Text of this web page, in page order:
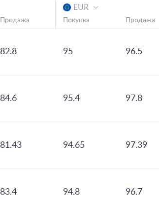
Продажа
EUR
Покупка Продажа
82.8 95 96.5
84.6 95.4 97.8
81.43 94.65 97.39
83.4 94.8 96.7